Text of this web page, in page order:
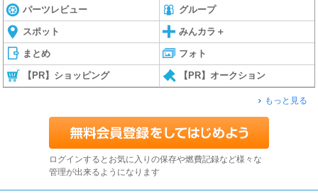
パーツレビュー グループ
スポット みんカラ＋
まとめ フォト
【PR】ショッピング 【PR】オークション
もっと見る
ログインするとお気に入りの保存や燃費記録など様々な
管理が出来るようになります